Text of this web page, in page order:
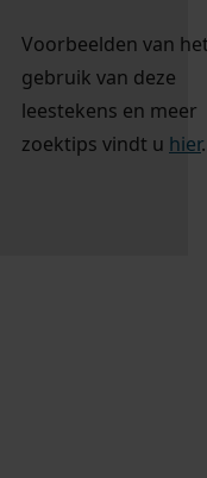
Voorbeelden van
gebruik van deze
leestekens en meer
zoektips vindt u hier.